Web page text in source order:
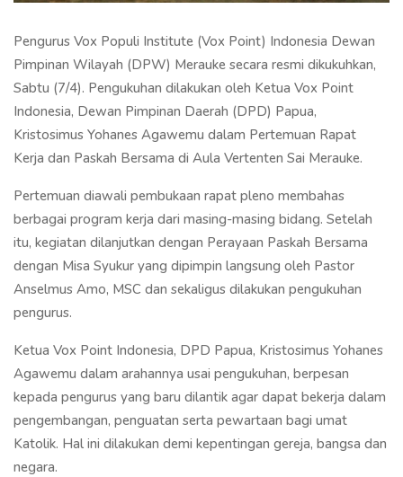
Pengurus Vox Populi Institute (Vox Point) Indonesia Dewan
Pimpinan Wilayah (DPW) Merauke secara resmi dikukuhkan,
Sabtu (7/4). Pengukuhan dilakukan oleh Ketua Vox Point
Indonesia, Dewan Pimpinan Daerah (DPD) Papua,
Kristosimus Yohanes Agawemu dalam Pertemuan Rapat
Kerja dan Paskah Bersama di Aula Vertenten Sai Merauke.
Pertemuan diawali pembukaan rapat pleno membahas
berbagai program kerja dari masing-masing bidang. Setelah
itu, kegiatan dilanjutkan dengan Perayaan Paskah Bersama
dengan Misa Syukur yang dipimpin langsung oleh Pastor
Anselmus Amo, MSC dan sekaligus dilakukan pengukuhan
pengurus.
Ketua Vox Point Indonesia, DPD Papua, Kristosimus Yohanes
Agawemu dalam arahannya usai pengukuhan, berpesan
kepada pengurus yang baru dilantik agar dapat bekerja dalam
pengembangan, penguatan serta pewartaan bagi umat
Katolik. Hal ini dilakukan demi kepentingan gereja, bangsa dan
negara.